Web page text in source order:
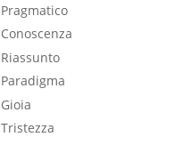
Pragmatico
Conoscenza
Riassunto
Paradigma
Gioia
Tristezza